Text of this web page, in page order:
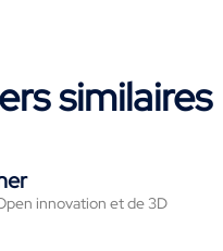
similaires
innovation et de 3D